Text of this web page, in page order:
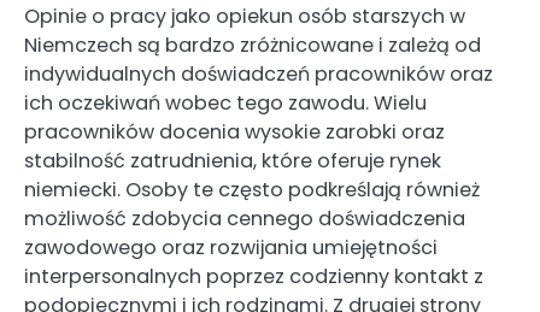
Opinie o pracy jako opiekun osób starszych w
Niemczech są bardzo zróżnicowane i zależą od
indywidualnych doświadczeń pracowników oraz
ich oczekiwań wobec tego zawodu. Wielu
pracowników docenia wysokie zarobki oraz
stabilność zatrudnienia, które oferuje rynek
niemiecki. Osoby te często podkreślają również
możliwość zdobycia cennego doświadczenia
zawodowego oraz rozwijania umiejętności
interpersonalnych poprzez codzienny kontakt z
podopiecznymi i ich rodzinami. Z drugiej strony